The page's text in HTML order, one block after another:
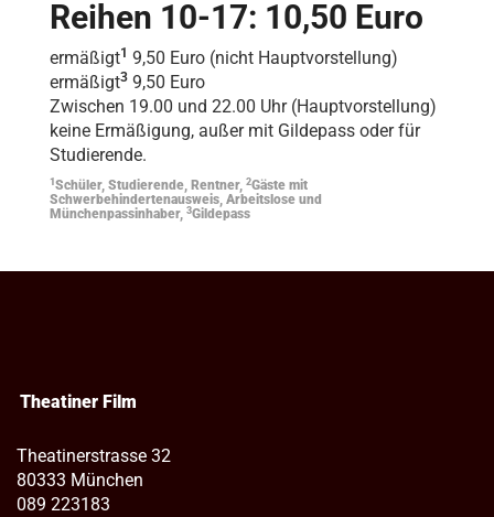
Reihen 10-17: 10,50 Euro
ermäßigt1 9,50 Euro (nicht Hauptvorstellung)
ermäßigt3 9,50 Euro
Zwischen 19.00 und 22.00 Uhr (Hauptvorstellung)
keine Ermäßigung, außer mit Gildepass oder für
Studierende.
1 Schüler, Studierende, Rentner, 2Gäste mit
Schwerbehindertenausweis, Arbeitslose und
Münchenpassinhaber, 3Gildepass
Theatiner Film
Theatinerstrasse 32
80333 München
089 223183